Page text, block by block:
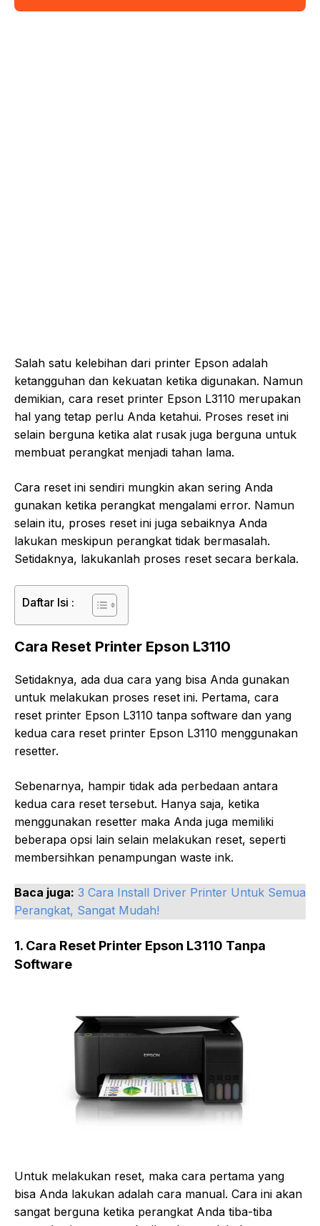
Salah satu kelebihan dari printer Epson adalah
ketangguhan dan kekuatan ketika digunakan. Namun
demikian, cara reset printer Epson L3110 merupakan
hal yang tetap perlu Anda ketahui. Proses reset ini
selain berguna ketika alat rusak juga berguna untuk
membuat perangkat menjadi tahan lama.
Cara reset ini sendiri mungkin akan sering Anda
gunakan ketika perangkat mengalami error. Namun
selain itu, proses reset ini juga sebaiknya Anda
lakukan meskipun perangkat tidak bermasalah.
Setidaknya, lakukanlah proses reset secara berkala.
Daftar Isi :
Cara Reset Printer Epson L3110
Setidaknya, ada dua cara yang bisa Anda gunakan
untuk melakukan proses reset ini. Pertama, cara
reset printer Epson L3110 tanpa software dan yang
kedua cara reset printer Epson L3110 menggunakan
resetter.
Sebenarnya, hampir tidak ada perbedaan antara
kedua cara reset tersebut. Hanya saja, ketika
menggunakan resetter maka Anda juga memiliki
beberapa opsi lain selain melakukan reset, seperti
membersihkan penampungan waste ink.
Baca juga: 3 Cara Install Driver Printer Untuk Semua
Perangkat, Sangat Mudah!
1. Cara Reset Printer Epson L3110 Tanpa
Software
Untuk melakukan reset, maka cara pertama yang
bisa Anda lakukan adalah cara manual. Cara ini akan
sangat berguna ketika perangkat Anda tiba-tiba